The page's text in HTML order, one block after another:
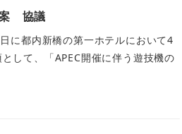
案 協議
に都内新橋の第一ホテルにおいて4
して、「APEC開催に伴う遊技機の